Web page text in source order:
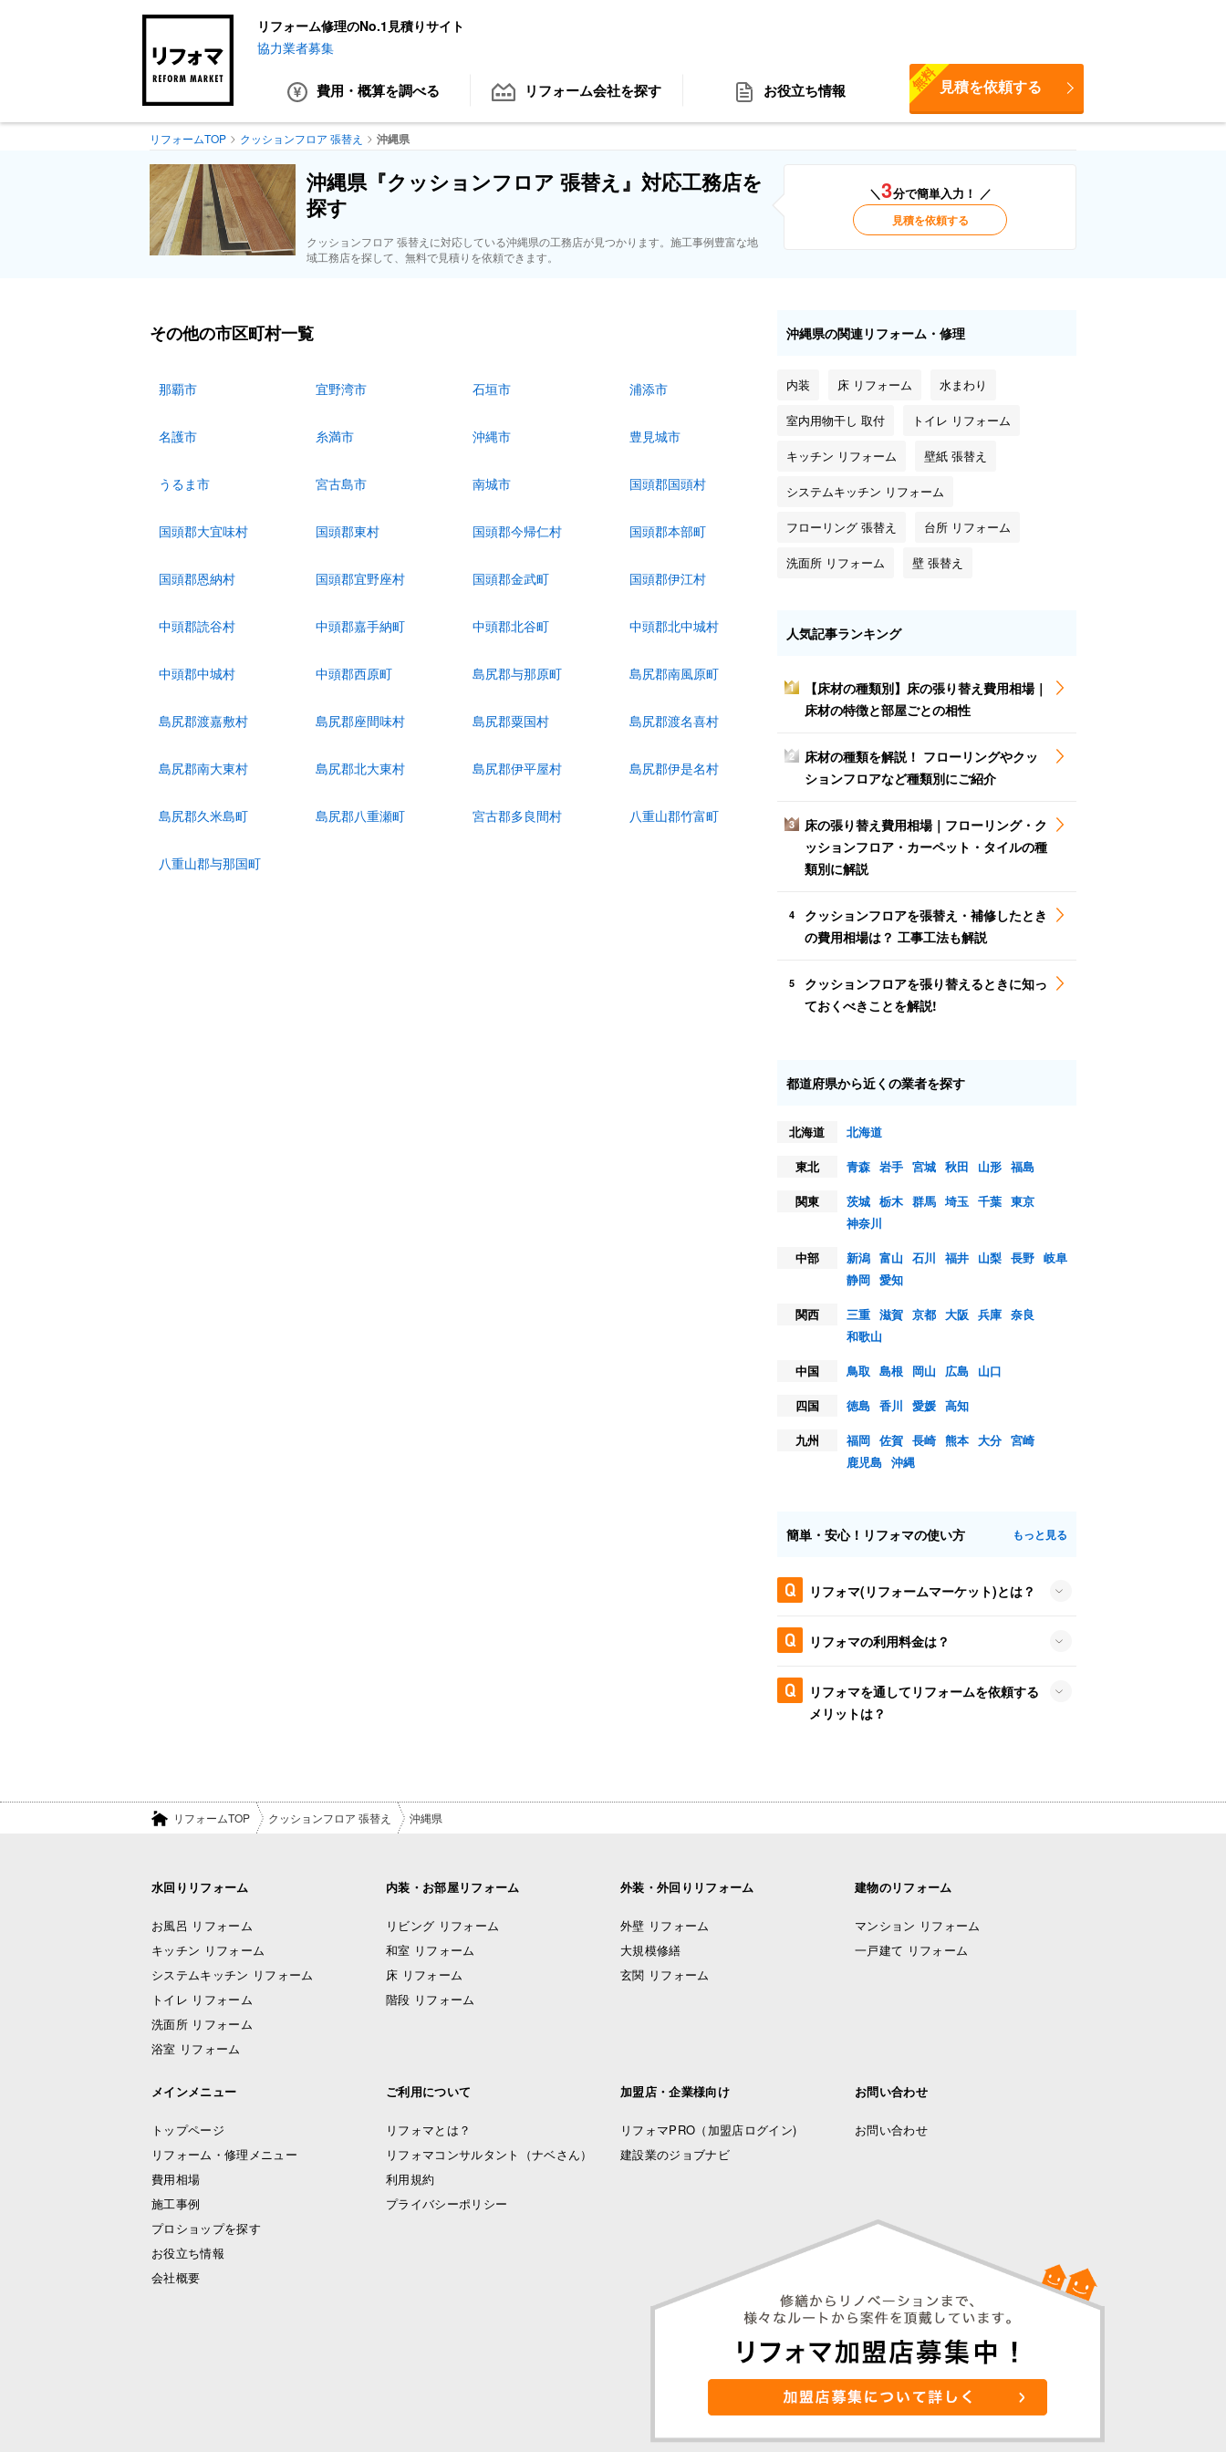
リフォーム修理のNo.1見積りサイト
協力業者募集
費用・概算を調べる リフォーム会社を探す お役立ち情報 見積を依頼する
無料
リフォームTOP クッションフロア 張替え 沖縄県
沖縄県『クッションフロア 張替え』対応工務店を
探す
クッションフロア 張替えに対応している沖縄県の工務店が見つかります。施工事例豊富な地
域工務店を探して、無料で見積りを依頼できます。
＼3分で簡単入力！ ／
見積を依頼する
その他の市区町村一覧
那覇市 宜野湾市 石垣市 浦添市
名護市 糸満市 沖縄市 豊見城市
うるま市 宮古島市 南城市 国頭郡国頭村
国頭郡大宜味村 国頭郡東村 国頭郡今帰仁村 国頭郡本部町
国頭郡恩納村 国頭郡宜野座村 国頭郡金武町 国頭郡伊江村
中頭郡読谷村 中頭郡嘉手納町 中頭郡北谷町 中頭郡北中城村
中頭郡中城村 中頭郡西原町 島尻郡与那原町 島尻郡南風原町
島尻郡渡嘉敷村 島尻郡座間味村 島尻郡粟国村 島尻郡渡名喜村
島尻郡南大東村 島尻郡北大東村 島尻郡伊平屋村 島尻郡伊是名村
島尻郡久米島町 島尻郡八重瀬町 宮古郡多良間村 八重山郡竹富町
八重山郡与那国町
沖縄県の関連リフォーム・修理
内装 床 リフォーム 水まわり
室内用物干し 取付 トイレ リフォーム
キッチン リフォーム 壁紙 張替え
システムキッチン リフォーム
フローリング 張替え 台所 リフォーム
洗面所 リフォーム 壁 張替え
人気記事ランキング
1
【床材の種類別】床の張り替え費用相場｜
床材の特徴と部屋ごとの相性
2
床材の種類を解説！ フローリングやクッ
ションフロアなど種類別にご紹介
3
床の張り替え費用相場｜フローリング・ク
ッションフロア・カーペット・タイルの種
類別に解説
4
クッションフロアを張替え・補修したとき
の費用相場は？ 工事工法も解説
5
クッションフロアを張り替えるときに知っ
ておくべきことを解説!
都道府県から近くの業者を探す
北海道
北海道
東北
青森 岩手 宮城 秋田 山形 福島
関東
茨城 栃木 群馬 埼玉 千葉 東京
神奈川
中部
新潟 富山 石川 福井 山梨 長野 岐阜
静岡 愛知
関西
三重 滋賀 京都 大阪 兵庫 奈良
和歌山
中国
鳥取 島根 岡山 広島
山口
四国
徳島 香川 愛媛 高知
九州
福岡 佐賀 長崎 熊本 大分 宮崎
鹿児島 沖縄
簡単・安心！リフォマの使い方 もっと見る
リフォマ(リフォームマーケット)とは？
リフォマの利用料金は？
リフォマを通してリフォームを依頼する
メリットは？
リフォームTOP クッションフロア 張替え 沖縄県
水回りリフォーム
お風呂 リフォーム
キッチン リフォーム
システムキッチン リフォーム
トイレ リフォーム
洗面所 リフォーム
浴室 リフォーム
内装・お部屋リフォーム
リビング リフォーム
和室 リフォーム
床 リフォーム
階段 リフォーム
外装・外回りリフォーム
外壁 リフォーム
大規模修繕
玄関 リフォーム
建物のリフォーム
マンション リフォーム
一戸建て リフォーム
メインメニュー
トップページ
リフォーム・修理メニュー
費用相場
施工事例
プロショップを探す
お役立ち情報
会社概要
ご利用について
リフォマとは？
リフォマコンサルタント（ナベさん）
利用規約
プライバシーポリシー
加盟店・企業様向け
リフォマPRO （加盟店ログイン)
建設業のジョブナビ
お問い合わせ
お問い合わせ